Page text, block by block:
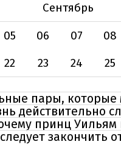
Сентябрь
05 06 07 08
22 23 24 25
пары, которые
действительно
принц Уильям
закончить